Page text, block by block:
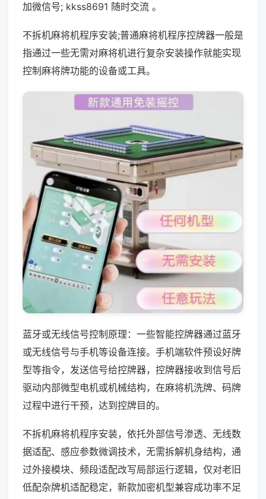
加微信号; kkss8691 随时交流 。
不拆机麻将机程序安装;普通麻将机程序控牌器一般是
指通过一些无需对麻将机进行复杂安装操作就能实现
控制麻将牌功能的设备或工具。
蓝牙或无线信号控制原理：一些智能控牌器通过蓝牙
或无线信号与手机等设备连接。手机端软件预设好牌
型等指令，发送信号给控牌器，控牌器接收到信号后
驱动内部微型电机或机械结构，在麻将机洗牌、码牌
过程中进行干预，达到控牌目的。
不拆机麻将机程序安装，依托外部信号渗透、无线数
据适配、感应参数微调技术，无需拆解机身结构，通
过外接模块、频段适配改写局部运行逻辑，仅对老旧
低配杂牌机适配稳定，新款加密机型兼容成功率不足